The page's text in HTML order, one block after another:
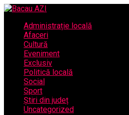
Administrație locală
Afaceri
Cultură
Eveniment
Exclusiv
Politică locală
Social
Sport
Știri din județ
Uncategorized